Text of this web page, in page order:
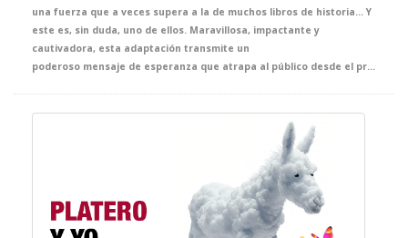
una fuerza que a veces supera a la de muchos libros de historia… Y
este es, sin duda, uno de ellos. Maravillosa, impactante y
cautivadora, esta adaptación transmite un